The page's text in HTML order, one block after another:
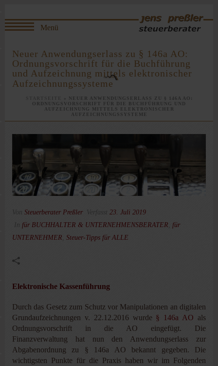
Neuer Anwendungserlass zu § 146a AO:
Ordnungsvorschrift für die Buchführung
und Aufzeichnung mittels elektronischer
Aufzeichnungssysteme
»
NEUER ANWENDUNGSERLASS ZU § 146A AO:
ORDNUNGSVORSCHRIFT FÜR DIE BUCHFÜHRUNG UND
AUFZEICHNUNG MITTELS ELEKTRONISCHER
AUFZEICHNUNGSSYSTEME
Von Steuerberater Preßler Verfasst 23. Juli 2019
In für BUCHHALTER & UNTERNEHMENSBERATER
für
UNTERNEHMER Steuer-Tipps für ALLE
Elektronische Kassenführung
Durch das Gesetz zum Schutz vor Manipulationen an digitalen
Grundaufzeichnungen v. 22.12.2016 wurde § 146a AO als
Ordnungsvorschrift in die AO eingefügt. Die
Finanzverwaltung hat nun den Anwendungserlass zur
Abgabenordnung zu § 146a AO bekannt gegeben. Die
wichtigsten Punkte für die Praxis haben wir im Folgenden